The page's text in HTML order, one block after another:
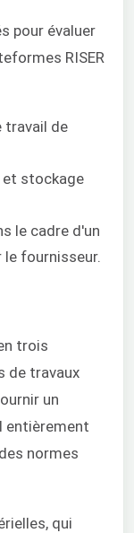
pour évaluer
RISER
travail de
et stockage
le cadre d'un
le fournisseur.
trois
de travaux
un
entièrement
normes
qui